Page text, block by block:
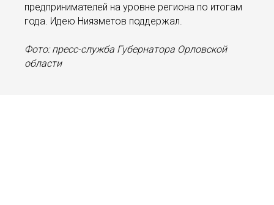
предпринимателей на уровне региона по итогам
года. Идею Ниязметов поддержал.
Фото: пресс-служба Губернатора Орловской
области